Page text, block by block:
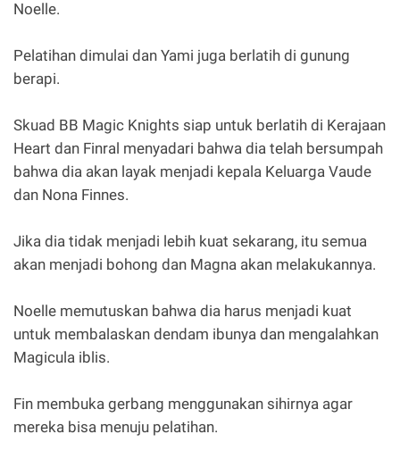
Noelle.
Pelatihan dimulai dan Yami juga berlatih di gunung
berapi.
Skuad BB Magic Knights siap untuk berlatih di Kerajaan
Heart dan Finral menyadari bahwa dia telah bersumpah
bahwa dia akan layak menjadi kepala Keluarga Vaude
dan Nona Finnes.
Jika dia tidak menjadi lebih kuat sekarang, itu semua
akan menjadi bohong dan Magna akan melakukannya.
Noelle memutuskan bahwa dia harus menjadi kuat
untuk membalaskan dendam ibunya dan mengalahkan
Magicula iblis.
Fin membuka gerbang menggunakan sihirnya agar
mereka bisa menuju pelatihan.